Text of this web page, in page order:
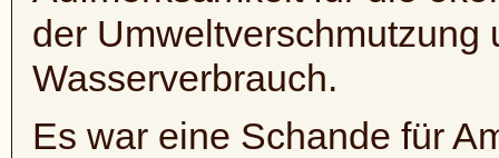
der Umweltverschmutzung
Wasserverbrauch.
Es war eine Schande für